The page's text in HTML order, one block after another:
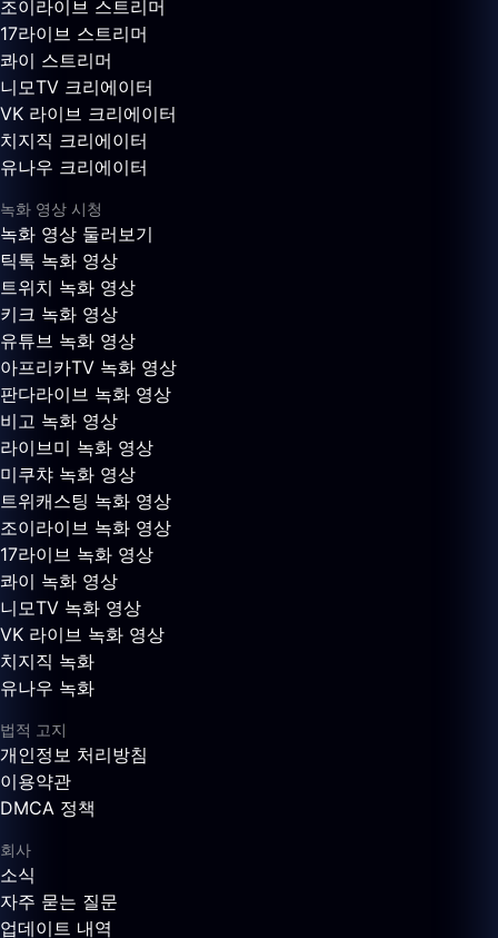
조이라이브 스트리머
17라이브 스트리머
콰이 스트리머
니모TV 크리에이터
VK 라이브 크리에이터
치지직 크리에이터
유나우 크리에이터
녹화 영상 시청
녹화 영상 둘러보기
틱톡 녹화 영상
트위치 녹화 영상
키크 녹화 영상
유튜브 녹화 영상
아프리카TV 녹화 영상
판다라이브 녹화 영상
비고 녹화 영상
라이브미 녹화 영상
미쿠챠 녹화 영상
트위캐스팅 녹화 영상
조이라이브 녹화 영상
17라이브 녹화 영상
콰이 녹화 영상
니모TV 녹화 영상
VK 라이브 녹화 영상
치지직 녹화
유나우 녹화
법적 고지
개인정보 처리방침
이용약관
DMCA 정책
회사
소식
자주 묻는 질문
업데이트 내역